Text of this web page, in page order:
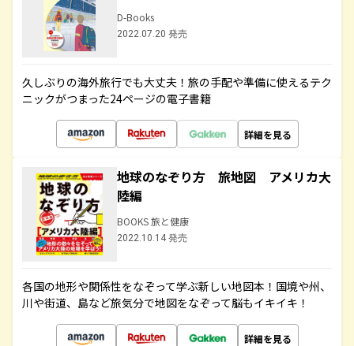
D-Books
2022.07.20 発売
久しぶりの海外旅行でも大丈夫！旅の手配や準備に使えるテク
ニックがつまった24ページの電子書籍
詳細を見る
地球のなぞり方 旅地図 アメリカ大
陸編
BOOKS 旅と健康
2022.10.14 発売
各国の地形や関係性をなぞって学ぶ新しい地図本！国境や州、
川や街道、島など旅気分で地図をなぞって脳もイキイキ！
詳細を見る